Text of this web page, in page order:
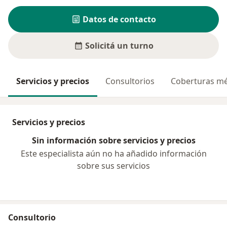
Datos de contacto
Solicitá un turno
Servicios y precios Consultorios Coberturas
Servicios y precios
Sin información sobre servicios y precios
Este especialista aún no ha añadido información
sobre sus servicios
Consultorio